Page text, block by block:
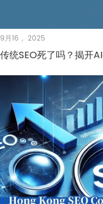
9月16， 2025
传统SEO死了吗？揭开